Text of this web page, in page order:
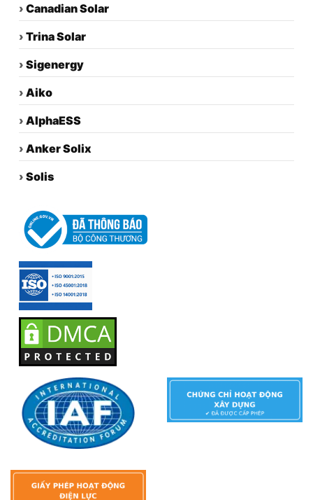
› Canadian Solar
› Trina Solar
› Sigenergy
› Aiko
› AlphaESS
› Anker Solix
› Solis